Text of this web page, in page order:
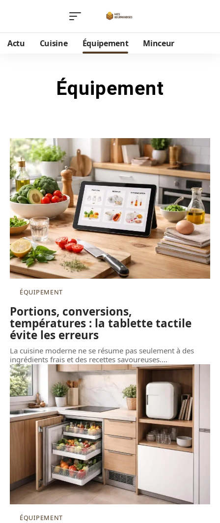
Actu Cuisine Équipement Minceur
Équipement
ÉQUIPEMENT
Portions, conversions,
températures : la tablette tactile
évite les erreurs
La cuisine moderne ne se résume pas seulement à des
ingrédients frais et des recettes savoureuses.…
ÉQUIPEMENT